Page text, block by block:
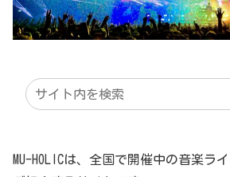
MU-HOLICは、全国で開催中の音楽ラ